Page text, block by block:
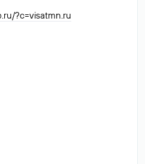
?c=visatmn.ru